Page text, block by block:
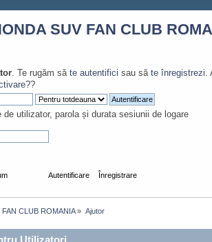
SUV FAN CLUB
. Te rugăm să te autentifici sau să te înregistrezi.
?
de utilizator, parola și durata sesiunii de logare
Autentificare Înregistrare
CLUB ROMANIA» Ajutor
Utilizatori